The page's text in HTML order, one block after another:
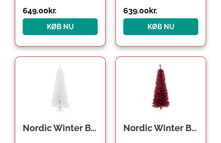
649.00kr.
KØB NU
639.00kr.
KØB NU
Nordic Winter Bling kunstigt juletræ, hvid Nordic Winter Bling kunstigt juletræ, mørkerød